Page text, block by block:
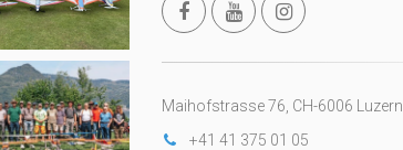
Maihofstrasse 76, CH-6006 Luzern
+41 41 375 01 05